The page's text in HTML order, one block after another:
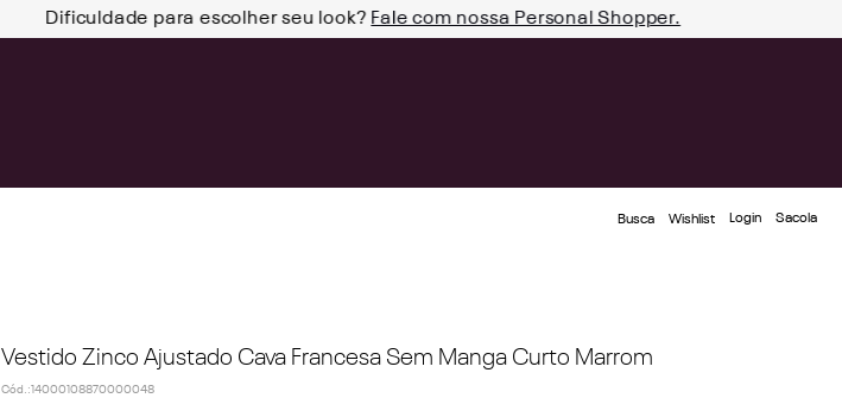
Dificuldade para escolher seu look? Fale com nossa Personal Shopper.
Busca Wishlist Login
Vestido Zinco Ajustado Cava Francesa Sem Manga Curto Marrom
Cód. :14000108870000048